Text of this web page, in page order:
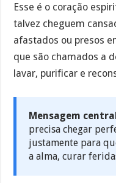
Esse é o coração
talvez cheguem
afastados ou presos
que são chamados a
lavar, purificar e
Mensagem
precisa chegar
justamente para
a alma, curar